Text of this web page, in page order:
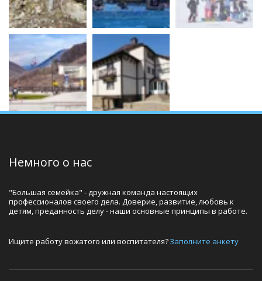
Немного о нас
"Большая семейка" - дружная команда настоящих
профессионалов своего дела. Доверие, развитие, любовь к
детям, преданность делу - наши основные принципы в работе.
Ищите работу вожатого или воспитателя? Заполните анкету